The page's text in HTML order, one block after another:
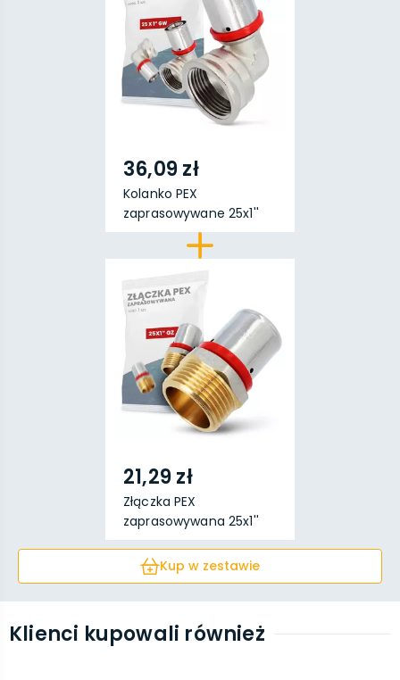
36,09 zł
Kolanko PEX
zaprasowywane 25x1''
GW
21,29 zł
Złączka PEX
zaprasowywana 25x1''
GZ
Kup w zestawie
Klienci kupowali również